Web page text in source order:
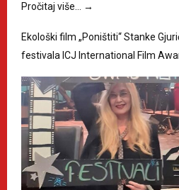
Pročitaj više… →
Ekološki film „Poništiti“ Stanke
festivala ICJ International Film